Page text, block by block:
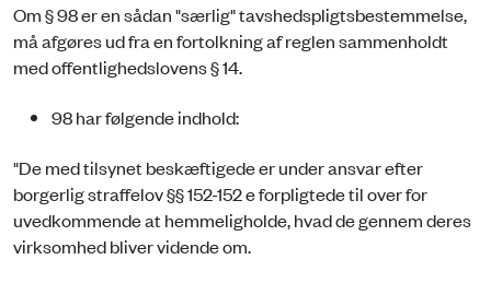
Om § 98 er en sådan "særlig" tavshedspligtsbestemmelse,
må afgøres ud fra en fortolkning af reglen sammenholdt
med offentlighedslovens § 14.
98 har følgende indhold:
"De med tilsynet beskæftigede er under ansvar efter
borgerlig straffelov §§ 152-152 e forpligtede til over for
uvedkommende at hemmeligholde, hvad de gennem deres
virksomhed bliver vidende om.